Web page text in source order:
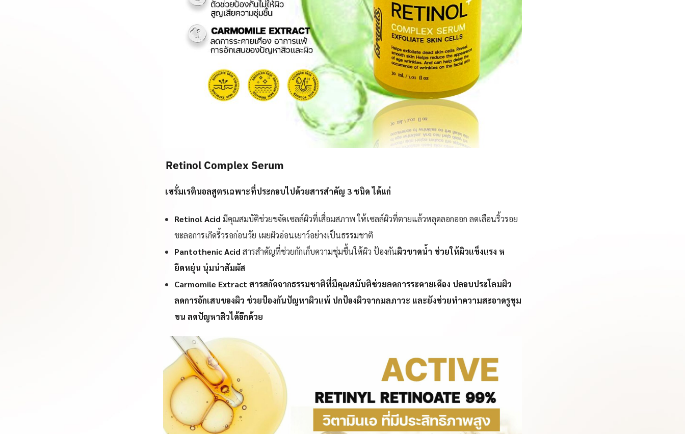
Retinol Complex Serum
เซรั่มเรตินอลสูตรเฉพาะที่ประกอบไปด้วยสารสำคัญ 3 ชนิด ได้แก่
Retinol Acidมีคุณสมบัติช่วยขจัดเซลล์ผิวที่เสื่อมสภาพ ให้เซลล์ผิวที่ตายแล้วหลุดลอกออก ลดเลือนริ้วรอย
ชะลอการเกิดริ้วรอก่อนวัย เผยผิวอ่อนเยาว์อย่างเป็นธรรมชาติ
Pantothenic Acidสารสำคัญที่ช่วยกักเก็บความชุ่มชื้นให้ผิว ป้องกันผิวขาดน้ำ ช่วยให้ผิวแข็งแรง ห
ยืดหยุ่น นุ่มน่าสัมผัส
Carmomile Extractสารสกัดจากธรรมชาติที่มีคุณสมับติช่วยลดการระคายเคือง ปลอบประโลมผิว
ลดการอักเสบของผิว ช่วยป้องกันปัญหาผิวแพ้ ปกป้องผิวจากมลภาวะ และยังช่วยทำความสะอาดรูขุม
ขนลดปัญหาสิวได้อีกด้วย